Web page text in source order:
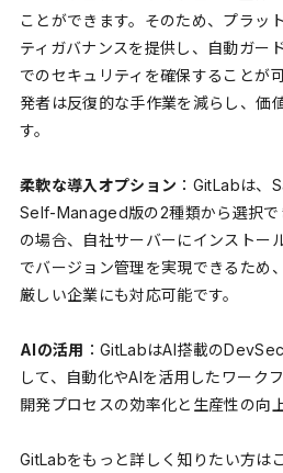
ことができます。そのため、プラッ
ティガバナンスを提供し、自動ガー
でのセキュリティを確保することが
発者は反復的な手作業を減らし、価
す。
柔軟な導入オプション ：GitLabは、
Self-Managed版の2種類から選択
の場合、自社サーバーにインストー
でバージョン管理を実現できるため
厳しい企業にも対応可能です。
AIの活用 ：GitLabはAI搭載の
して、自動化やAIを活用したワーク
開発プロセスの効率化と生産性の向
GitLabをもっと詳しく知りたい方は